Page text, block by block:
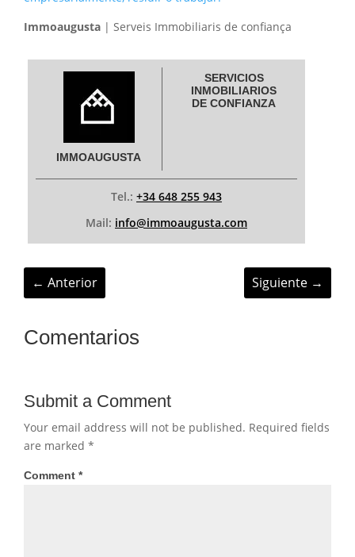
Immoaugusta | Serveis Immobiliaris de confiança
IMMOAUGUSTA
SERVICIOS
INMOBILIARIOS
DE CONFIANZA
Tel.: +34 648 255 943
Mail: info@immoaugusta.com
← Anterior Siguiente →
Comentarios
Submit a Comment
Your email address will not be published. Required fields
are marked *
Comment *